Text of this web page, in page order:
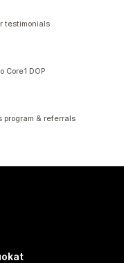
testimonials
Core1 DOP
& referrals